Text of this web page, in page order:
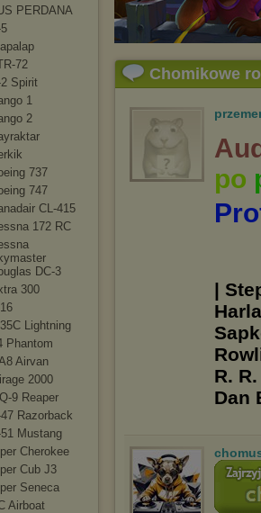
PERDANA
72
2 Spirit
1
2
r
737
747
CL-415
172 RC
r
DC-3
300
Lightning
Phantom
Airvan
2000
9 Reaper
47 Razorbac k
51 Mustang
Cherokee
Cub J3
Seneca
Airboat
Chomikowe
po
|
R.
Dan